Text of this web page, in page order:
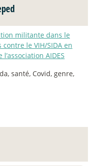
militante dans le
le VIH/SIDA en
AIDES
santé, Covid, genre,